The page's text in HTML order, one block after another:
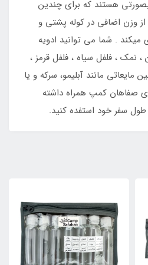
هستند که برای چندین
وزن اضافی در کوله پشتی و
. شما می توانید ادویه
نمک ، فلفل سیاه ، فلفل قرمز ،
مایعاتی مانند آبلیمو، سرکه و یا
صفاهان کمپ همراه داشته
سفر خود استفده کنید.